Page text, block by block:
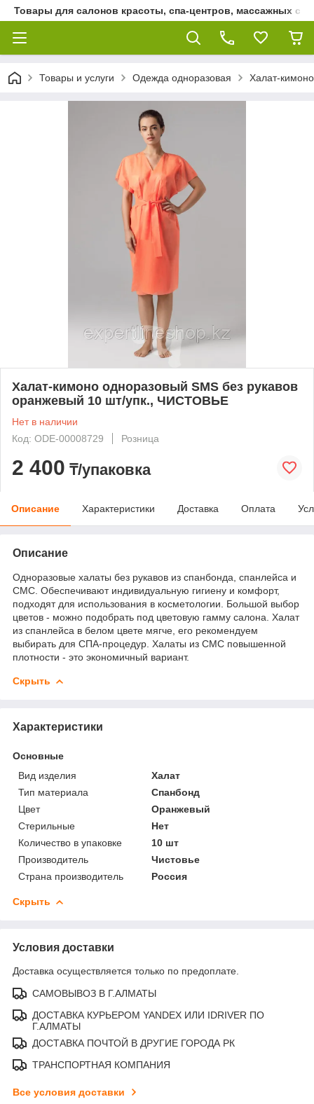
Товары для салонов красоты, спа-центров, массажных
Товары и услуги Одежда одноразовая Халат-
Халат-кимоно одноразовый SMS без рукавов
оранжевый 10 шт/упк., ЧИСТОВЬЕ
Нет в наличии
Код: ODE-00008729
Розница
2 400 ₸/упаковка
Описание Характеристики Доставка Оплата
Описание
Одноразовые халаты без рукавов из спанбонда, спанлейса и
СМС. Обеспечивают индивидуальную гигиену и комфорт,
подходят для использования в косметологии. Большой выбор
цветов - можно подобрать под цветовую гамму салона. Халат
из спанлейса в белом цвете мягче, его рекомендуем
выбирать для СПА-процедур. Халаты из СМС повышенной
плотности - это экономичный вариант.
Скрыть
Характеристики
Основные
Вид изделия
Халат
Тип материала
Спанбонд
Цвет
Оранжевый
Стерильные
Нет
Количество в упаковке
10 шт
Производитель
Чистовье
Страна производитель
Россия
Скрыть
Условия доставки
Доставка осуществляется только по предоплате.
САМОВЫВОЗ В Г.АЛМАТЫ
ДОСТАВКА КУРЬЕРОМ YANDEX ИЛИ IDRIVER ПО
Г.АЛМАТЫ
ДОСТАВКА ПОЧТОЙ В ДРУГИЕ ГОРОДА РК
ТРАНСПОРТНАЯ КОМПАНИЯ
Все условия доставки